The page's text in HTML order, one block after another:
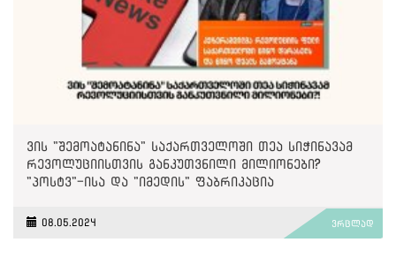
ვის "შემოატანინა" საქართველოში თეა სიჭინავამ
რევოლუციისთვის განკუთვნილი მილიონები?
"პოსტვ"-ისა და "იმედის" ფაბრიკაცია
08.05.2024 ვრცლად